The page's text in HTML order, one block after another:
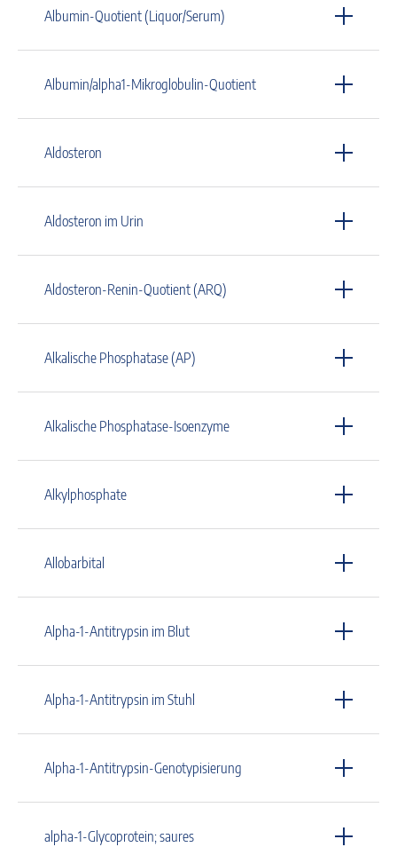
Albumin-Quotient (Liquor/Serum)
Albumin/alpha1-Mikroglobulin-Quotient
Aldosteron
Aldosteron im Urin
Aldosteron-Renin-Quotient (ARQ)
Alkalische Phosphatase (AP)
Alkalische Phosphatase-Isoenzyme
Alkylphosphate
Allobarbital
Alpha-1-Antitrypsin im Blut
Alpha-1-Antitrypsin im Stuhl
Alpha-1-Antitrypsin-Genotypisierung
alpha-1-Glycoprotein; saures